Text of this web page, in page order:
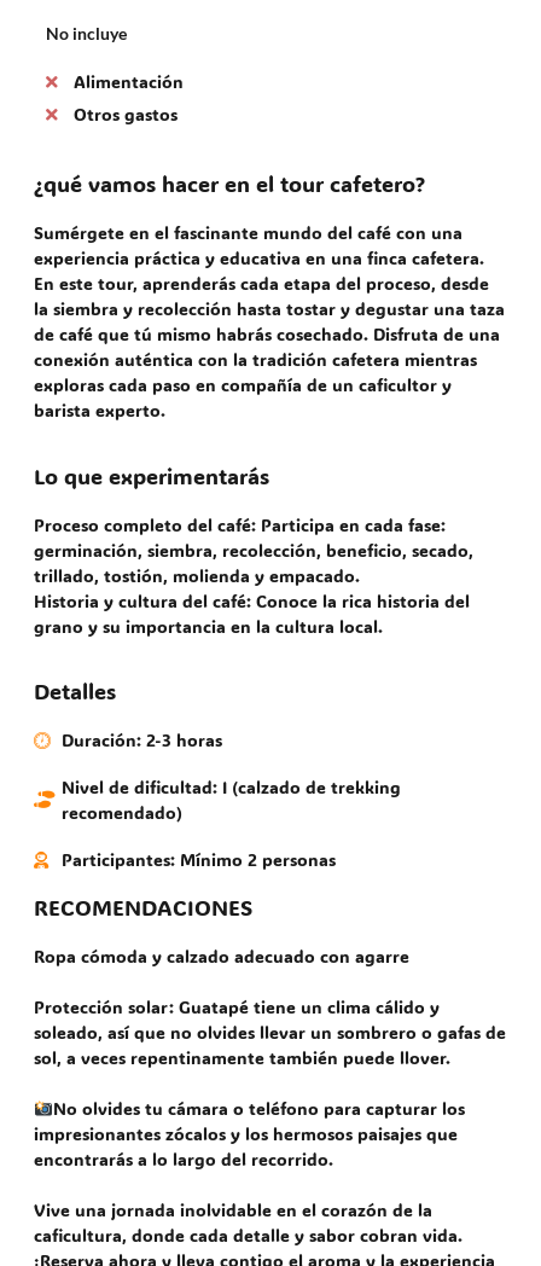
No incluye
Alimentación
Otros gastos
¿qué vamos hacer en el tour cafetero?
Sumérgete en el fascinante mundo del café con una
experiencia práctica y educativa en una finca cafetera.
En este tour, aprenderás cada etapa del proceso, desde
la siembra y recolección hasta tostar y degustar una taza
de café que tú mismo habrás cosechado. Disfruta de una
conexión auténtica con la tradición cafetera mientras
exploras cada paso en compañía de un caficultor y
barista experto.
Lo que experimentarás
Proceso completo del café: Participa en cada fase:
germinación, siembra, recolección, beneficio, secado,
trillado, tostión, molienda y empacado.
Historia y cultura del café: Conoce la rica historia del
grano y su importancia en la cultura local.
Detalles
Duración: 2-3 horas
Nivel de dificultad: I (calzado de trekking
recomendado)
Participantes: Mínimo 2 personas
RECOMENDACIONES
Ropa cómoda y calzado adecuado con agarre
Protección solar: Guatapé tiene un clima cálido y
soleado, así que no olvides llevar un sombrero o gafas de
sol, a veces repentinamente también puede llover.
No olvides tu cámara o teléfono para capturar los
impresionantes zócalos y los hermosos paisajes que
encontrarás a lo largo del recorrido.
Vive una jornada inolvidable en el corazón de la
caficultura, donde cada detalle y sabor cobran vida.
¡Reserva ahora y lleva contigo el aroma y la experiencia